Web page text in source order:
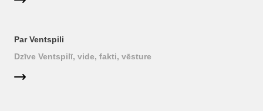
Par Ventspili
Dzīve Ventspilī, vide, fakti, vēsture